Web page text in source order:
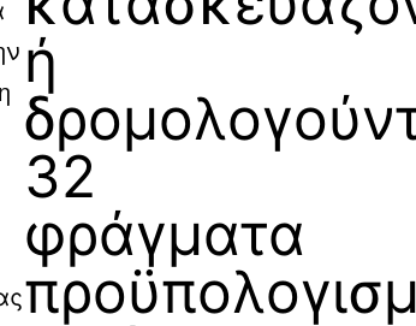
ή
32
φράγματα